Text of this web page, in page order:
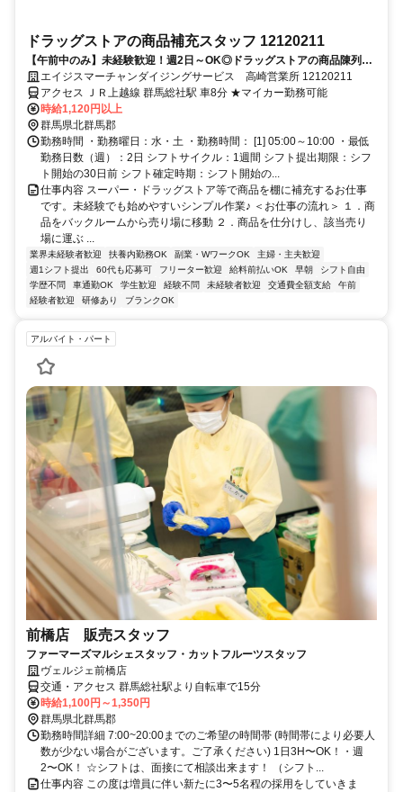
ドラッグストアの商品補充スタッフ 12120211
【午前中のみ】未経験歓迎！週2日～OK◎ドラッグストアの商品陳列ス
タッフ
エイジスマーチャンダイジングサービス 高崎営業所 12120211
アクセス ＪＲ上越線 群馬総社駅 車8分 ★マイカー勤務可能
時給1,120円以上
群馬県北群馬郡
勤務時間 ・勤務曜日：水・土 ・勤務時間： [1] 05:00～10:00 ・最低
勤務日数（週）：2日 シフトサイクル：1週間 シフト提出期限：シフ
ト開始の30日前 シフト確定時期：シフト開始の...
仕事内容 スーパー・ドラッグストア等で商品を棚に補充するお仕事
です。未経験でも始めやすいシンプル作業♪ ＜お仕事の流れ＞ １．商
品をバックルームから売り場に移動 ２．商品を仕分けし、該当売り
場に運ぶ ...
業界未経験者歓迎 扶養内勤務OK 副業・WワークOK
主婦・主夫歓迎
週1シフト提出
60代も応募可 フリーター歓迎 給料前払いOK 早朝
シフト自由
学歴不問
車通勤OK 学生歓迎 経験不問 未経験者歓迎 交通費全額支給
午前
経験者歓迎
研修あり ブランクOK
アルバイト・パート
前橋店 販売スタッフ
ファーマーズマルシェスタッフ・カットフルーツスタッフ
ヴェルジェ前橋店
交通・アクセス 群馬総社駅より自転車で15分
時給1,100円～1,350円
群馬県北群馬郡
勤務時間詳細 7:00~20:00までのご希望の時間帯 (時間帯により必要人
数が少ない場合がございます。ご了承ください) 1日3H〜OK！・週
2〜OK！ ☆シフトは、面接にて相談出来ます！ （シフト...
仕事内容 この度は増員に伴い新たに3〜5名程の採用をしていきま